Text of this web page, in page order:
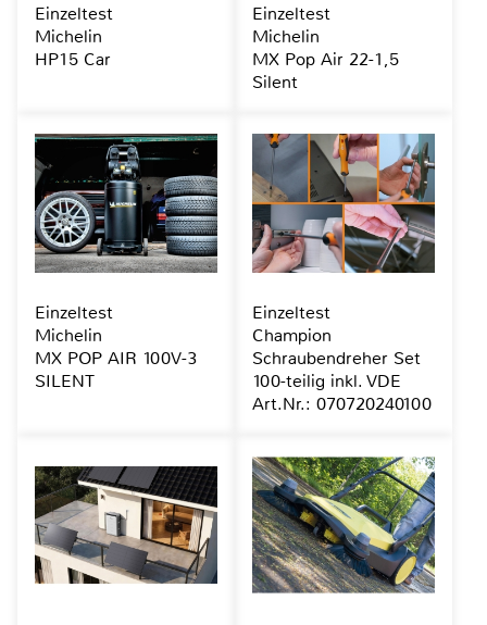
Einzeltest
Michelin
HP15 Car
Einzeltest
Michelin
MX Pop Air 22-1,5
Silent
Einzeltest
Michelin
MX POP AIR 100V-3
SILENT
Einzeltest
Champion
Schraubendreher Set
100-teilig inkl. VDE
Art.Nr.: 070720240100